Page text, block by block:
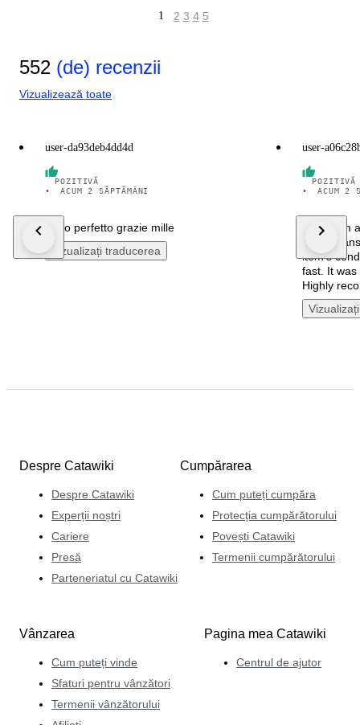
1 2 3 4 5
552 (de) recenzii
Vizualizează toate
user-da93deb4dd4d
POZITIVĂ
•
ACUM 2 SĂPTĂMÂNI
Tutto perfetto grazie mille
Vizualizați traducerea
user-
POZITIVĂ
•
ACUM 2
The team
helpful,
item’s
fast. It was
Highly
Despre Catawiki
Despre Catawiki
Experții noștri
Cariere
Presă
Parteneriatul cu Catawiki
Cumpărarea
Cum puteți cumpăra
Protecția cumpărătorului
Povești Catawiki
Termenii cumpărătorului
Vânzarea
Cum puteți vinde
Sfaturi pentru vânzători
Termenii vânzătorului
Pagina mea Catawiki
Centrul de ajutor